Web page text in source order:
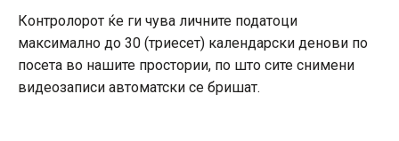
Контролорот ќе ги чува личните податоци
максимално до 30 (триесет) календарски денови по
посета во нашите простории, по што сите снимени
видеозаписи автоматски се бришат.